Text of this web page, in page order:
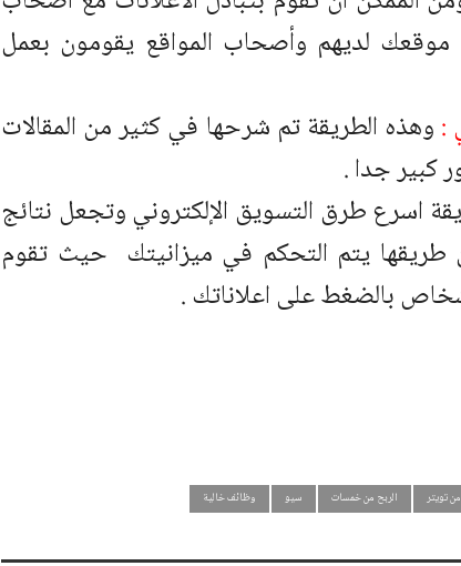
موقعك لديهم وأصحاب المواقع يقومون بعمل
:وهذه الطريقة تم شرحها في كثير من المقالات
كبير جدا .
اسرع طرق التسويق الإلكتروني وتجعل نتائج
يتم التحكم في ميزانيتك حيث تقوم
بالضغط على اعلاناتك .
تويتر الربح من خمسات سيو وظائف خالية